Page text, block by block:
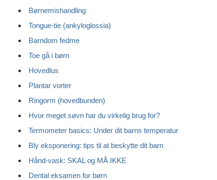
Børnemishandling
Tongue-tie (ankyloglossia)
Barndom fedme
Toe gå i børn
Hovedlus
Plantar vorter
Ringorm (hovedbunden)
Hvor meget søvn har du virkelig brug for?
Termometer basics: Under dit barns temperatur
Bly eksponering: tips til at beskytte dit barn
Hånd-vask: SKAL og MÅ IKKE
Dental eksamen for børn